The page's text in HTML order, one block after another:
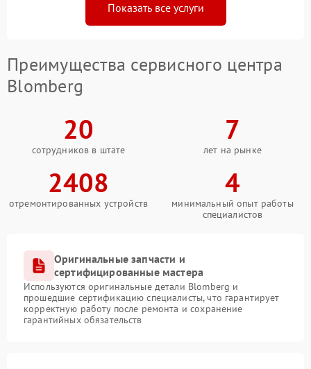
Показать все услуги
Преимущества сервисного центра
Blomberg
20
сотрудников в штате
7
лет на рынке
2408
отремонтированных устройств
4
минимальный опыт работы
специалистов
Оригинальные запчасти и
сертифицированные мастера
Используются оригинальные детали Blomberg и
прошедшие сертификацию специалисты, что гарантирует
корректную работу после ремонта и сохранение
гарантийных обязательств